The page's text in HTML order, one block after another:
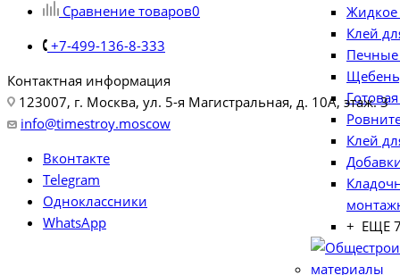
Жидкое
Клей
Печные
Клей
+ ЕЩЕ
Сравнение товаров0
+7-499-136-8-333
Контактная информация
123007, г. Москва, ул. 5-я Магистральная, д. 10А, этаж. 3
info@timestroy.moscow
Вконтакте
Telegram
Одноклассники
WhatsApp